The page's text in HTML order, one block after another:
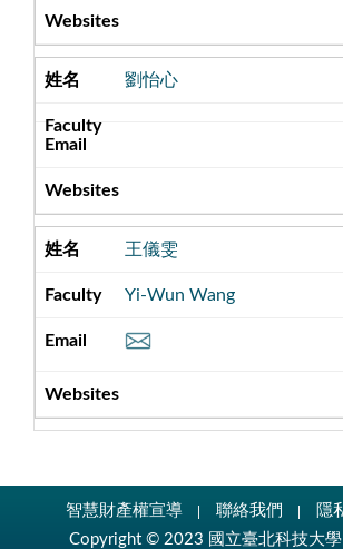
劉怡心
王儀雯
Yi-Wun Wang
智慧財產權宣導 聯絡我們
隱
Copyright © 2023 國立臺北科技大